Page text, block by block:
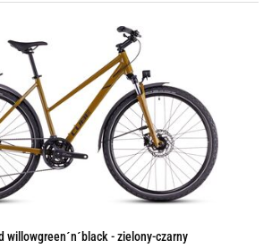
willowgreen´n´black - zielony-czarny